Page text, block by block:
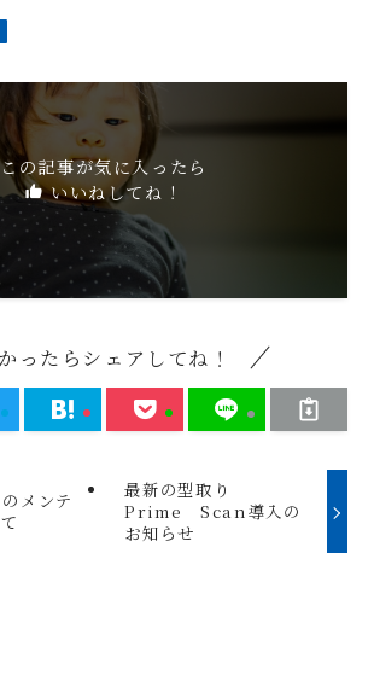
この記事が気に入ったら
いいねしてね！
ったらシェアしてね！
メンテ
最新の型取り
Prime Scan導入の
お知らせ